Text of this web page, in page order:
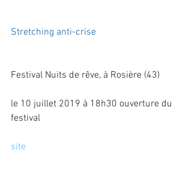
Stretching anti-crise
Festival Nuits de rêve, à Rosière (43)
le 10 juillet 2019 à 18h30 ouverture du
festival
site